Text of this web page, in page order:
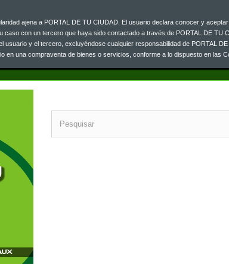
ajena a PORTAL DE TU CIUDAD. El usuario declara conocer y
caso con un tercero que haya sido contactado a través de PORTAL DE TU
usuario y el tercero, excluyéndose cualquier responsabilidad de PORTAL
en una compraventa de bienes o servicios, conforme a lo dispuesto en las
26 00 33